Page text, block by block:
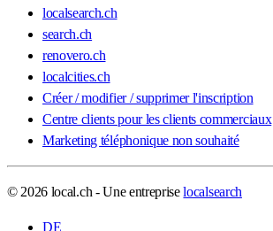
localsearch.ch
search.ch
renovero.ch
localcities.ch
Créer / modifier / supprimer l'inscription
Centre clients pour les clients commerciaux
Marketing téléphonique non souhaité
© 2026 local.ch - Une entrepriselocalsearch
DE